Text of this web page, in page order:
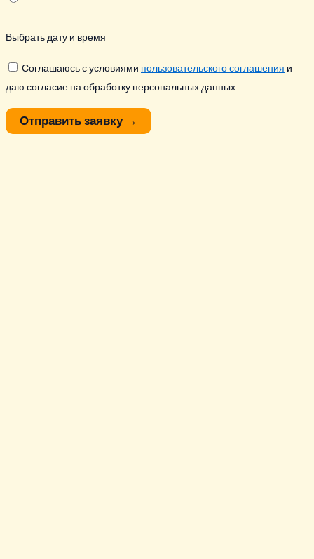
Выбрать дату и время
Соглашаюсь с условиями пользовательского соглашения и
даю согласие на обработку персональных данных
Отправить заявку →